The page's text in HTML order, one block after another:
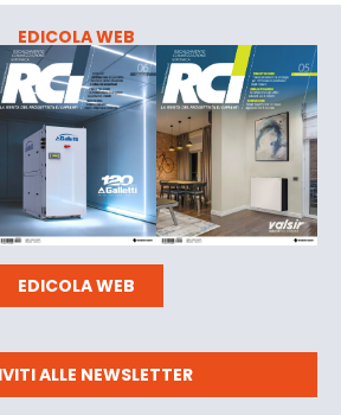
EDICOLA WEB
EDICOLA WEB
ALLE NEWSLETTER